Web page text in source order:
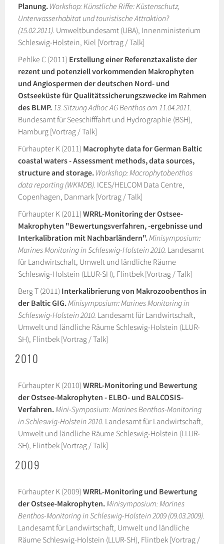
Planung. Workshop: Künstliche Riffe: Küstenschutz,
Unterwasserhabitat und touristische Attraktion?
(15.02.2011). Umweltbundesamt (UBA), Innenministerium
Schleswig-Holstein, Kiel [Vortrag / Talk]
Pehlke C (2011) Erstellung einer Referenztaxaliste der
rezent und potenziell vorkommenden Makrophyten
und Angiospermen der deutschen Nord- und
Ostseeküste für Qualitätssicherungszwecke im Rahmen
des BLMP.13. Sitzung Adhoc AG Benthos am 11.04.2011.
Bundesamt für Seeschifffahrt und Hydrographie (BSH),
Hamburg [Vortrag / Talk]
Fürhaupter K (2011) Macrophyte data for German Baltic
coastal waters - Assessment methods, data sources,
structure and storage. Workshop: Macrophytobenthos
data reporting (WKMDB). ICES/HELCOM Data Centre,
Copenhagen, Danmark [Vortrag / Talk]
Fürhaupter K (2011) WRRL-Monitoring der Ostsee-
Makrophyten "Bewertungsverfahren, -ergebnisse und
Interkalibration mit Nachbarländern".Minisymposium:
Marines Monitoring in Schleswig-Holstein 2010. Landesamt
für Landwirtschaft, Umwelt und ländliche Räume
Schleswig-Holstein (LLUR-SH), Flintbek [Vortrag / Talk]
Berg T (2011) Interkalibrierung von Makrozoobenthos in
der Baltic GIG.Minisymposium: Marines Monitoring in
Schleswig-Holstein 2010. Landesamt für Landwirtschaft,
Umwelt und ländliche Räume Schleswig-Holstein (LLUR-
SH), Flintbek [Vortrag / Talk]
2010
Fürhaupter K (2010) WRRL-Monitoring und Bewertung
der Ostsee-Makrophyten - ELBO- und BALCOSIS-
Verfahren.Mini-Symposium: Marines Benthos-Monitoring
in Schleswig-Holstein 2010. Landesamt für Landwirtschaft,
Umwelt und ländliche Räume Schleswig-Holstein (LLUR-
SH), Flintbek [Vortrag / Talk]
2009
Fürhaupter K (2009) WRRL-Monitoring und Bewertung
der Ostsee-Makrophyten.Minisymposium: Marines
Benthos-Monitoring in Schleswig-Holstein 2009 (09.03.2009).
Landesamt für Landwirtschaft, Umwelt und ländliche
Räume Schleswig-Holstein (LLUR-SH), Flintbek [Vortrag /